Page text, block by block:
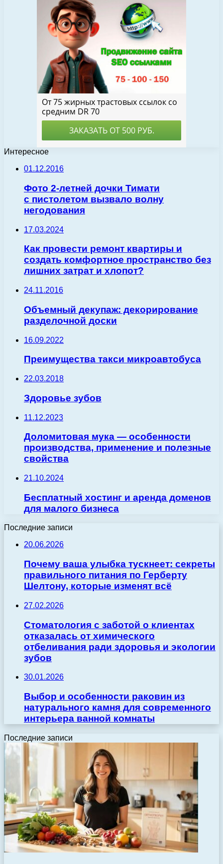
Интересное
01.12.2016
Фото 2-летней дочки Тимати
с пистолетом вызвало волну
негодования
17.03.2024
Как провести ремонт квартиры и
создать комфортное пространство без
лишних затрат и хлопот?
24.11.2016
Объемный декупаж: декорирование
разделочной доски
16.09.2022
Преимущества такси микроавтобуса
22.03.2018
Здоровье зубов
11.12.2023
Доломитовая мука — особенности
производства, применение и полезные
свойства
21.10.2024
Бесплатный хостинг и аренда доменов
для малого бизнеса
Последние записи
20.06.2026
Почему ваша улыбка тускнеет: секреты
правильного питания по Герберту
Шелтону, которые изменят всё
27.02.2026
Стоматология с заботой о клиентах
отказалась от химического
отбеливания ради здоровья и экологии
зубов
30.01.2026
Выбор и особенности раковин из
натурального камня для современного
интерьера ванной комнаты
Последние записи